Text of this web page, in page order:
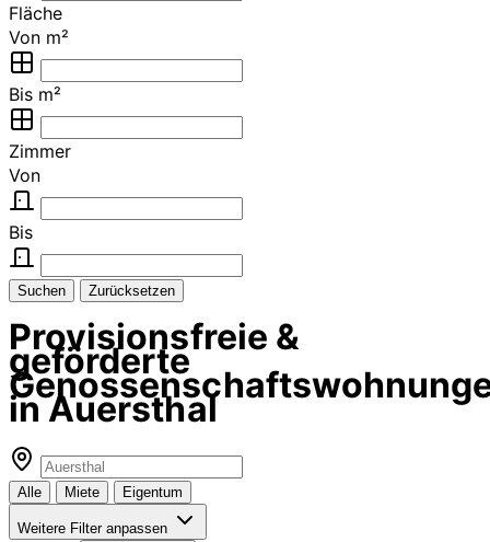
Fläche
Von m²
Bis m²
Zimmer
Von
Bis
Suchen Zurücksetzen
Provisionsfreie &
geförderte
in Auersthal
Alle Miete Eigentum
Weitere Filter anpassen